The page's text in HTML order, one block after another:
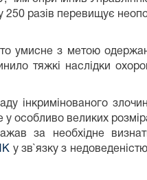
250 разів перевищує
умисне з метою
тяжкі наслідки
інкримінованого
у особливо великих
за необхідне
у зв`язку з